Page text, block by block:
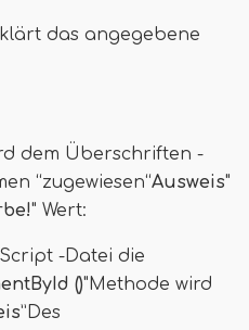
das angegebene
dem Überschriften -
“zugewiesen“Ausweis"
" Wert:
-Datei die
()"Methode wird
”Des